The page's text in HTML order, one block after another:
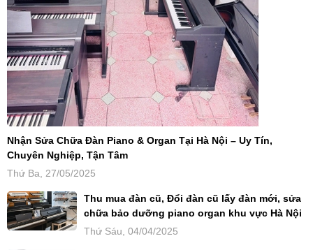
Nhận Sửa Chữa Đàn Piano & Organ Tại Hà Nội – Uy Tín,
Chuyên Nghiệp, Tận Tâm
Thứ Ba, 27/05/2025
Thu mua đàn cũ, Đổi đàn cũ lấy đàn mới, sửa
chữa bảo dưỡng piano organ khu vực Hà Nội
Thứ Sáu, 04/04/2025